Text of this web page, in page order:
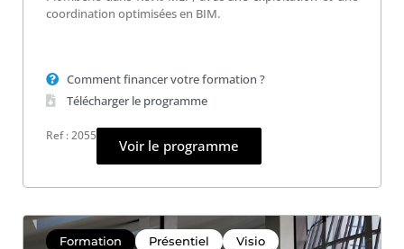
coordination optimisées en BIM.
Comment financer votre formation ?
Télécharger le programme
Ref : 2055
Voir le programme
Formation Présentiel Visio